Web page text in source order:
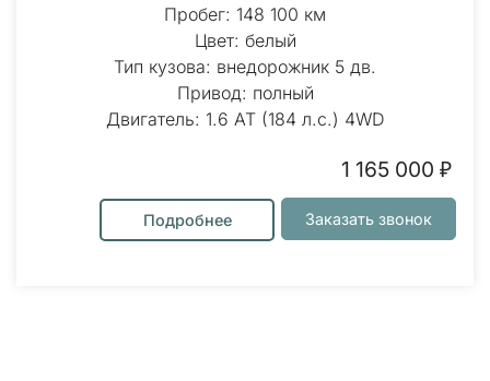
Пробег: 148 100 км
Цвет: белый
Тип кузова: внедорожник 5 дв.
Привод: полный
Двигатель: 1.6 AT (184 л.с.) 4WD
1 165 000 ₽
Подробнее Заказать звонок